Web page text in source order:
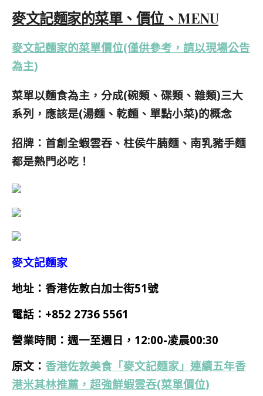
麥文記麵家的菜單、價位、MENU
麥文記麵家的菜單價位(僅供參考，請以現場公告
為主)
菜單以麵食為主，分成(碗類、碟類、雜類)三大
系列，應該是(湯麵、乾麵、單點小菜)的概念
招牌：首創全蝦雲吞、柱侯牛腩麵、南乳豬手麵
都是熱門必吃！
麥文記麵家
地址：香港佐敦白加士街51號
電話： +852 2736 5561
營業時間： 週一至週日 ，12:00-凌晨00:30
原文： 香港佐敦美食「麥文記麵家」連續五年香
港米其林推薦，超強鮮蝦雲吞(菜單價位)